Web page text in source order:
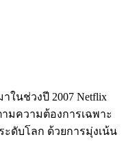
ในช่วงปี 2007 Netflix
มความต้องการเฉพาะ
ระดับโลก ด้วยการมุ่งเน้น